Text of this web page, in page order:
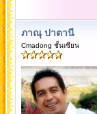
ภาณุ ปาตานี
Cmadong ชั้นเซียน